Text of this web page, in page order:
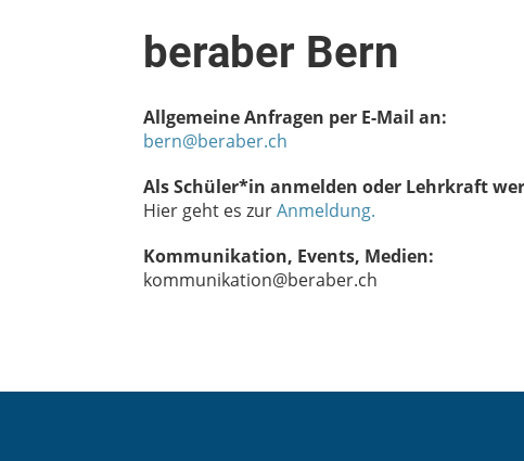
beraber Bern
Allgemeine Anfragen per E-Mail an:
bern@beraber.ch
Als Schüler*in anmelden oder Lehrkraft
Hier geht es zurAnmeldung.
Kommunikation, Events, Medien:
kommunikation@beraber.ch